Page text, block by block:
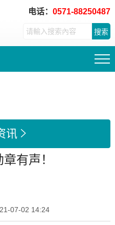
电话：0571-88250487
搜索
讯 
有声！
07-02 14:24